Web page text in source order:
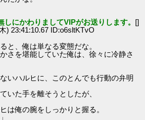
しにかわりましてVIPがお送りします。 []
) 23:41:10.67 ID:o6sltKTvO
、俺は単なる変態だな。
さを堪能していた俺は、徐々に冷静さ
いハルヒに、このとんでも行動の弁明
いた手を離そうとしたが、
は俺の腕をしっかりと握る。